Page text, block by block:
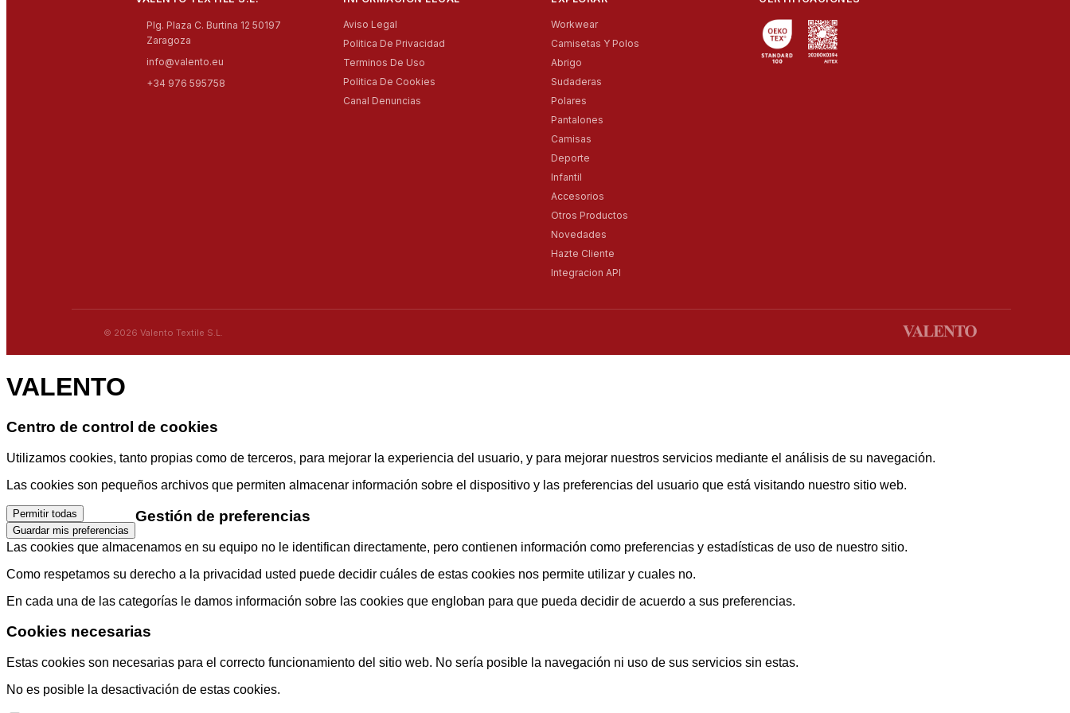
Plg. Plaza C. Burtina 12 50197
Zaragoza
info@valento.eu
+34 976 595758
Aviso Legal
Politica De Privacidad
Terminos De Uso
Politica De Cookies
Canal Denuncias
Workwear
Camisetas Y Polos
Abrigo
Sudaderas
Polares
Pantalones
Camisas
Deporte
Infantil
Accesorios
Otros Productos
Novedades
Hazte Cliente
Integracion API
© 2026 Valento Textile S.L.
VALENTO
Centro de control de cookies
Utilizamos cookies, tanto propias como de terceros, para mejorar la experiencia del usuario, y para mejorar nuestros servicios mediante el análisis de su navegación.
Las cookies son pequeños archivos que permiten almacenar información sobre el dispositivo y las preferencias del usuario que está visitando nuestro sitio web.
Permitir todas
Guardar mis preferencias
Gestión de preferencias
Las cookies que almacenamos en su equipo no le identifican directamente, pero contienen información como preferencias y estadísticas de uso de nuestro sitio.
Como respetamos su derecho a la privacidad usted puede decidir cuáles de estas cookies nos permite utilizar y cuales no.
En cada una de las categorías le damos información sobre las cookies que engloban para que pueda decidir de acuerdo a sus preferencias.
Cookies necesarias
Estas cookies son necesarias para el correcto funcionamiento del sitio web. No sería posible la navegación ni uso de sus servicios sin estas.
No es posible la desactivación de estas cookies.